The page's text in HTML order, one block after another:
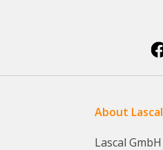
About Lascal
Lascal GmbH